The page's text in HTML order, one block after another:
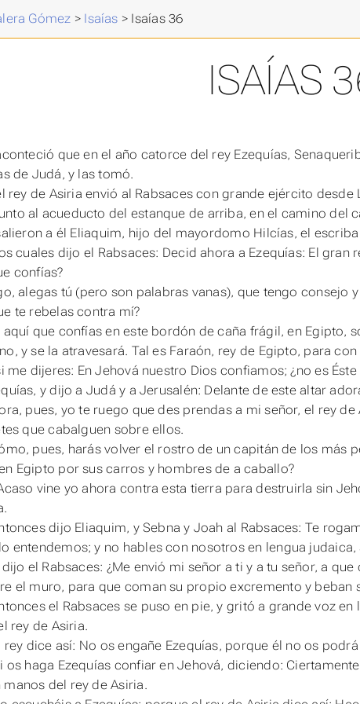
Gómez > Isaías > Isaías 36
ISAÍAS
que en el año catorce del rey Ezequías,
de Judá, y las tomó.
rey de Asiria envió al Rabsaces con grande ejército
al acueducto del estanque de arriba, en el camino del
a él Eliaquim, hijo del mayordomo Hilcías, el
cuales dijo el Rabsaces: Decid ahora a Ezequías: El gran
confías?
alegas tú (pero son palabras vanas), que tengo consejo
te rebelas contra mí?
aquí que confías en este bordón de caña frágil, en Egipto,
y se la atravesará. Tal es Faraón, rey de Egipto, para
me dijeres: En Jehová nuestro Dios confiamos; ¿no es
y dijo a Judá y a Jerusalén: Delante de este altar
pues, yo te ruego que des prendas a mi señor, el rey
que cabalguen sobre ellos.
pues, harás volver el rostro de un capitán de los más
Egipto por sus carros y hombres de a caballo?
vine yo ahora contra esta tierra para destruirla sin
dijo Eliaquim, y Sebna y Joah al Rabsaces: Te
entendemos; y no hables con nosotros en lengua
dijo el Rabsaces: ¿Me envió mi señor a ti y a tu señor, a
el muro, para que coman su propio excremento y beban
el Rabsaces se puso en pie, y gritó a grande voz
rey de Asiria.
rey dice así: No os engañe Ezequías, porque él no os
os haga Ezequías confiar en Jehová, diciendo:
del rey de Asiria.